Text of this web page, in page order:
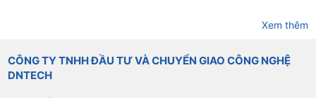
Xem thêm
CÔNG TY TNHH ĐẦU TƯ VÀ CHUYỂN GIAO CÔNG NGHỆ
DNTECH